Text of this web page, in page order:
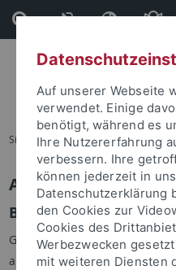
Direkt
zum
Inhalt
Direkt
zur
Fußleiste
Sie sind hier: Startseite
Anmelden
Benutzeranmeldung
Geben Sie Ihren
anzumelden:
Auf unserer Webseite
verwendet. Einige
benötigt, während es
Ihre Nutzererfahrung
verbessern. Ihre
können jederzeit in
Datenschutzerklärung
den Cookies zur
Cookies des
Werbezwecken
mit weiteren Diensten